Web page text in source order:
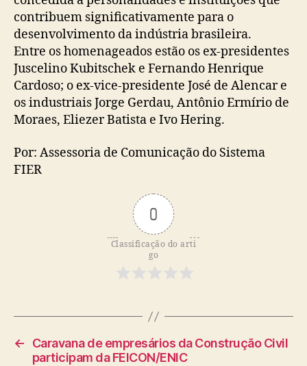
contribuem significativamente para o
desenvolvimento da indústria brasileira.
Entre os homenageados estão os ex-presidentes
Juscelino Kubitschek e Fernando Henrique
Cardoso; o ex-vice-presidente José de Alencar e
os industriais Jorge Gerdau, Antônio Ermírio de
Moraes, Eliezer Batista e Ivo Hering.
Por: Assessoria de Comunicação do Sistema
FIER
0
Classificação do arti
go
←
Caravana de empresários da Construção Civil
participam da FEICON/ENIC